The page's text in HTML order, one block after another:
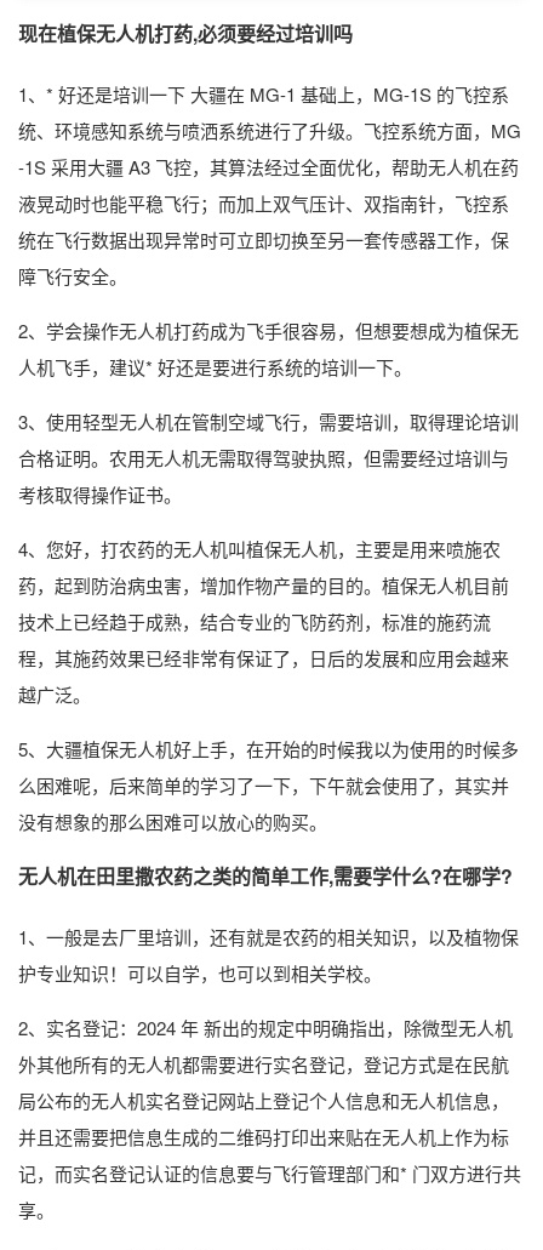
现在植保无人机打药,必须要经过培训吗
1、* 好还是培训一下 大疆在 MG-1 基础上，MG-1S 的飞控系
统、环境感知系统与喷洒系统进行了升级。飞控系统方面，MG
-1S 采用大疆 A3 飞控，其算法经过全面优化，帮助无人机在药
液晃动时也能平稳飞行；而加上双气压计、双指南针，飞控系
统在飞行数据出现异常时可立即切换至另一套传感器工作，保
障飞行安全。
2、学会操作无人机打药成为飞手很容易，但想要想成为植保无
人机飞手，建议* 好还是要进行系统的培训一下。
3、使用轻型无人机在管制空域飞行，需要培训，取得理论培训
合格证明。农用无人机无需取得驾驶执照，但需要经过培训与
考核取得操作证书。
4、您好，打农药的无人机叫植保无人机，主要是用来喷施农
药，起到防治病虫害，增加作物产量的目的。植保无人机目前
技术上已经趋于成熟，结合专业的飞防药剂，标准的施药流
程，其施药效果已经非常有保证了，日后的发展和应用会越来
越广泛。
5、大疆植保无人机好上手，在开始的时候我以为使用的时候多
么困难呢，后来简单的学习了一下，下午就会使用了，其实并
没有想象的那么困难可以放心的购买。
无人机在田里撒农药之类的简单工作,需要学什么?在哪学?
1、一般是去厂里培训，还有就是农药的相关知识，以及植物保
护专业知识！可以自学，也可以到相关学校。
2、实名登记：2024 年 新出的规定中明确指出，除微型无人机
外其他所有的无人机都需要进行实名登记，登记方式是在民航
局公布的无人机实名登记网站上登记个人信息和无人机信息，
并且还需要把信息生成的二维码打印出来贴在无人机上作为标
记，而实名登记认证的信息要与飞行管理部门和* 门双方进行共
享。